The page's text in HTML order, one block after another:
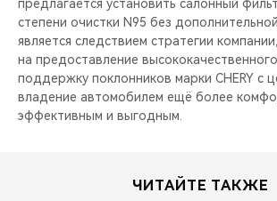
предлагается установить салонный
степени очистки N95 без
является следствием стратегии
на предоставление
поддержку поклонников марки CHERY с
владение автомобилем ещё более
эффективным и выгодным.
ЧИТАЙТЕ ТАКЖЕ